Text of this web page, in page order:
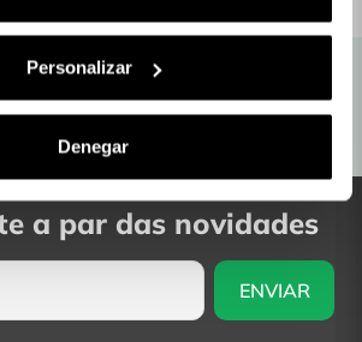
Personalizar
Denegar
as nossas
Produtos com Garantia
a par das novidades